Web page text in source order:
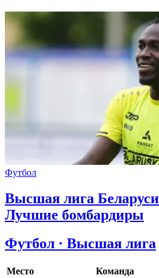
Футбол
Высшая лига
Лучшие бомбардиры
Футбол · Высшая лига
Место Команда